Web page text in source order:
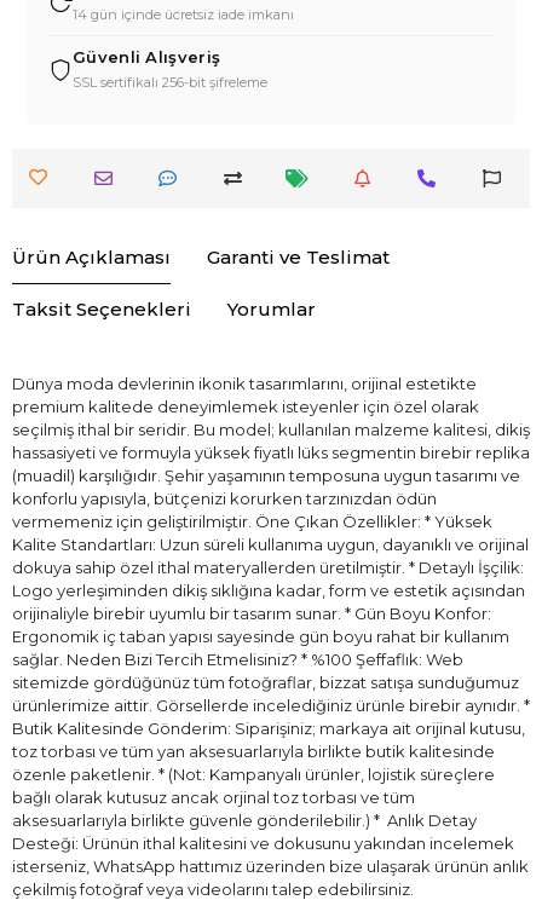
14 gün içinde ücretsiz iade imkanı
Güvenli Alışveriş
SSL sertifikalı 256-bit şifreleme
Ürün Açıklaması Garanti ve Teslimat
Taksit Seçenekleri Yorumlar
Dünya moda devlerinin ikonik tasarımlarını, orijinal estetikte
premium kalitede deneyimlemek isteyenler için özel olarak
seçilmiş ithal bir seridir. Bu model; kullanılan malzeme kalitesi, dikiş
hassasiyeti ve formuyla yüksek fiyatlı lüks segmentin birebir replika
(muadil) karşılığıdır. Şehir yaşamının temposuna uygun tasarımı ve
konforlu yapısıyla, bütçenizi korurken tarzınızdan ödün
vermemeniz için geliştirilmiştir. Öne Çıkan Özellikler: * Yüksek
Kalite Standartları: Uzun süreli kullanıma uygun, dayanıklı ve orijinal
dokuya sahip özel ithal materyallerden üretilmiştir. * Detaylı İşçilik:
Logo yerleşiminden dikiş sıklığına kadar, form ve estetik açısından
orijinaliyle birebir uyumlu bir tasarım sunar. * Gün Boyu Konfor:
Ergonomik iç taban yapısı sayesinde gün boyu rahat bir kullanım
sağlar. Neden Bizi Tercih Etmelisiniz? * %100 Şeffaflık: Web
sitemizde gördüğünüz tüm fotoğraflar, bizzat satışa sunduğumuz
ürünlerimize aittir. Görsellerde incelediğiniz ürünle birebir aynıdır. *
Butik Kalitesinde Gönderim: Siparişiniz; markaya ait orijinal kutusu,
toz torbası ve tüm yan aksesuarlarıyla birlikte butik kalitesinde
özenle paketlenir. * (Not: Kampanyalı ürünler, lojistik süreçlere
bağlı olarak kutusuz ancak orjinal toz torbası ve tüm
aksesuarlarıyla birlikte güvenle gönderilebilir.) * ⁠ Anlık Detay
Desteği: Ürünün ithal kalitesini ve dokusunu yakından incelemek
isterseniz, WhatsApp hattımız üzerinden bize ulaşarak ürünün anlık
çekilmiş fotoğraf veya videolarını talep edebilirsiniz.